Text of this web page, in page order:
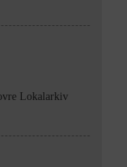
Lokalarkiv